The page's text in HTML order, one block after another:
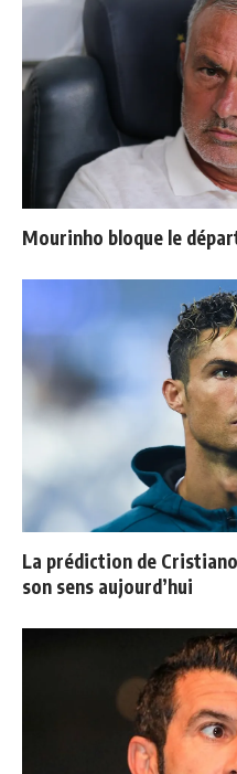
Mourinho bloque le
La prédiction de
son sens aujourd’hui